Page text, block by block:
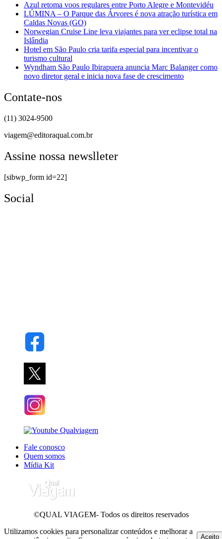
Azul retoma voos regulares entre Porto Alegre e Montevidéu
LÚMINA – O Parque das Árvores é nova atração turística em
Caldas Novas (GO)
Norwegian Cruise Line leva viajantes para ver eclipse total na
Islândia
Hotel em São Paulo cria tarifa especial para incentivar o
turismo cultural
Wyndham São Paulo Ibirapuera anuncia Marc Balanger como
novo diretor geral e inicia nova fase de crescimento
Contate-nos
(11) 3024-9500
viagem@editoraqual.com.br
Assine nossa newslleter
[sibwp_form id=22]
Social
Fale conosco
Quem somos
Mídia Kit
©QUAL VIAGEM- Todos os direitos reservados
Utilizamos cookies para personalizar conteúdos e melhorar a
Aceito